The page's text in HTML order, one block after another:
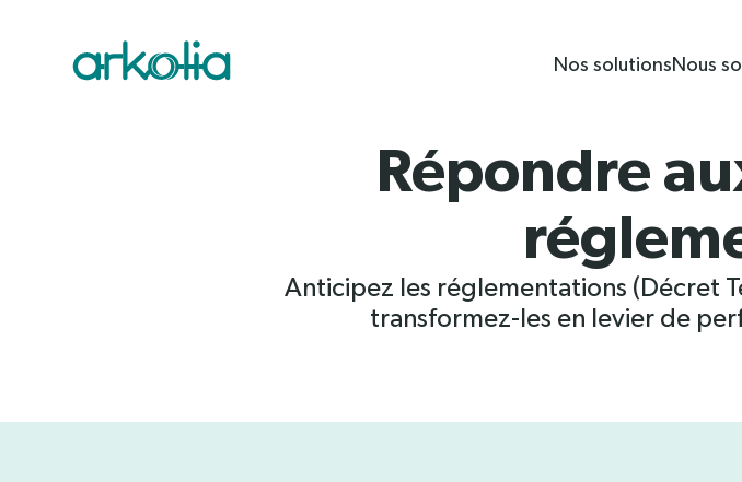
Nos solutionsNous
Notre démarche responsable
Nos métiers
InnovationRépondre
Anticipez les réglementations (Décret
transformez-les en levier de